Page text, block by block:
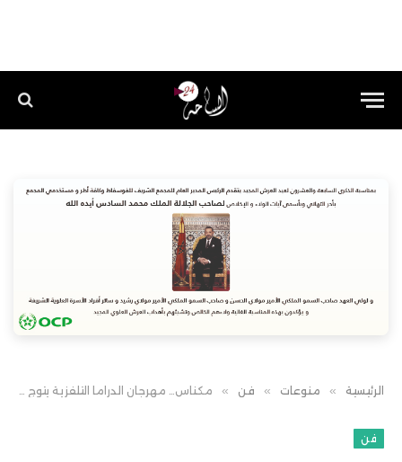
الرئيسية » منوعات » فن » مكناس… مهرجان الدراما التلفزية يتوج سلسلة “الطير الا من فركُّو”كأحسن الأعمال الدرامية للإذاعة والتلفزة الوطنية
فن